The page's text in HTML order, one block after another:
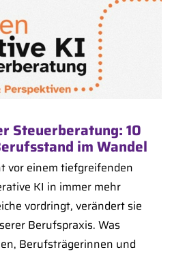
Steuerberatung: 10
im Wandel
vor einem tiefgreifenden
KI in immer mehr
vordringt, verändert sie
Berufspraxis. Was
Berufsträgerinnen und